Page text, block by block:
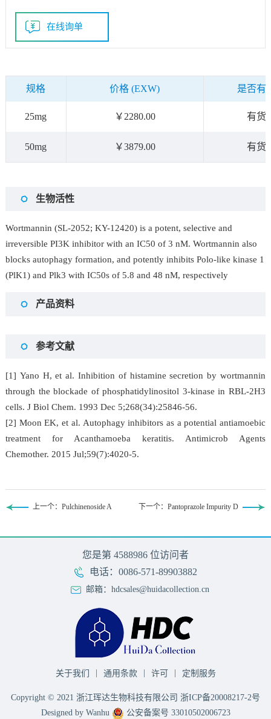
在线询单
规格 价格 (EXW) 是否有
25mg ￥2280.00 有货
50mg ￥3879.00 有货
生物活性
Wortmannin (SL-2052; KY-12420) is a potent, selective and
irreversible PI3K inhibitor with an IC50 of 3 nM. Wortmannin also
blocks autophagy formation, and potently inhibits Polo-like kinase 1
(PlK1) and Plk3 with IC50s of 5.8 and 48 nM, respectively
产品资料
参考文献
[1] Yano H, et al. Inhibition of histamine secretion by wortmannin
through the blockade of phosphatidylinositol 3-kinase in RBL-2H3
cells. J Biol Chem. 1993 Dec 5;268(34):25846-56.
[2] Moon EK, et al. Autophagy inhibitors as a potential antiamoebic
treatment for Acanthamoeba keratitis. Antimicrob Agents
Chemother. 2015 Jul;59(7):4020-5.
上一个：Pulchinenoside A 下一个：Pantoprazole Impurity D
您是第 4588986 位访问者
电话：0086-571-89903882
邮箱：hdcsales@huidacollection.cn
关于我们 通用条款 许可 定制服务
Copyright © 2021 浙江珲达生物科技有限公司 浙ICP备20008217-2号
Designed by Wanhu
公安备案号 33010502006723